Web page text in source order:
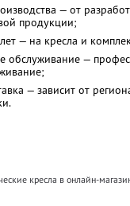
— от
продукции;
— на кресла и
обслуживание —
— зависит от
кресла в онлайн-